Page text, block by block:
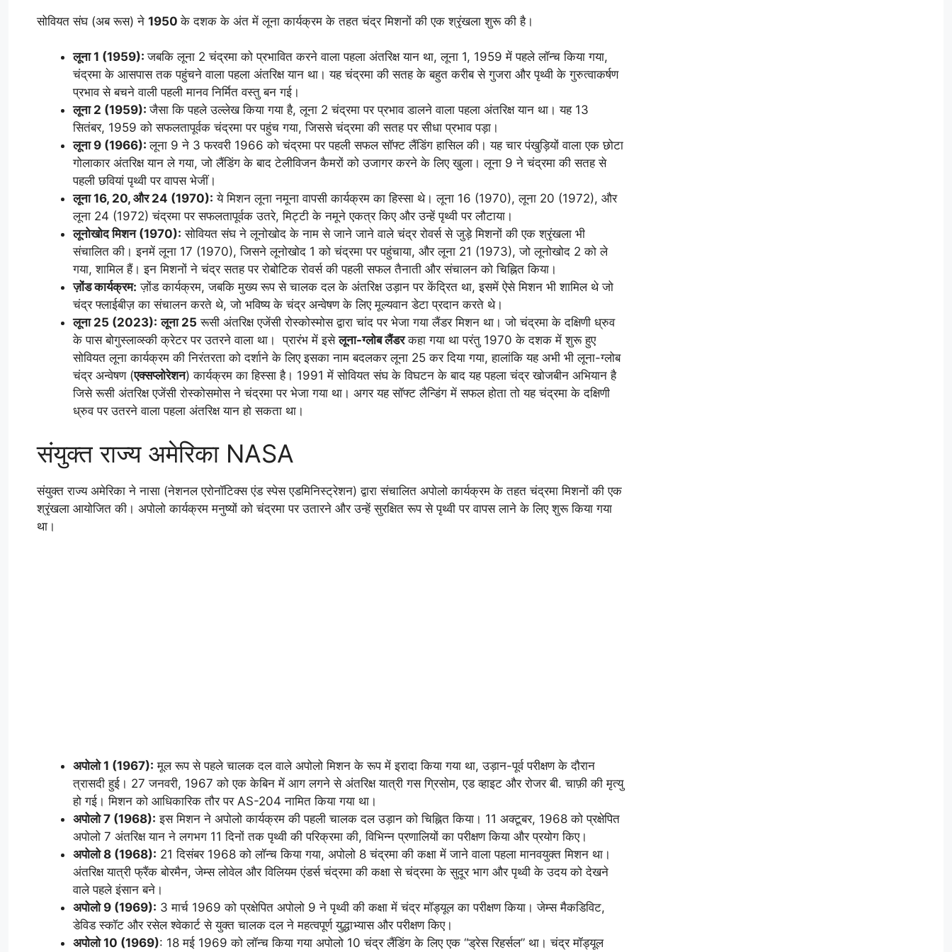
सोवियत संघ (अब रूस) ने 1950के दशक के अंत में लूना कार्यक्रम के तहत चंद्र मिशनों की एक श्रृंखला शुरू की है।
लूना 1 (1959):जबकि लूना 2 चंद्रमा को प्रभावित करने वाला पहला अंतरिक्ष यान था, लूना 1, 1959 में पहले लॉन्च किया गया,
चंद्रमा के आसपास तक पहुंचने वाला पहला अंतरिक्ष यान था। यह चंद्रमा की सतह के बहुत करीब से गुजरा और पृथ्वी के गुरुत्वाकर्षण
प्रभाव से बचने वाली पहली मानव निर्मित वस्तु बन गई।
लूना 2 (1959):जैसा कि पहले उल्लेख किया गया है, लूना 2 चंद्रमा पर प्रभाव डालने वाला पहला अंतरिक्ष यान था। यह 13
सितंबर, 1959 को सफलतापूर्वक चंद्रमा पर पहुंच गया, जिससे चंद्रमा की सतह पर सीधा प्रभाव पड़ा।
लूना 9 (1966):लूना 9 ने 3 फरवरी 1966 को चंद्रमा पर पहली सफल सॉफ्ट लैंडिंग हासिल की। यह चार पंखुड़ियों वाला एक छोटा
गोलाकार अंतरिक्ष यान ले गया, जो लैंडिंग के बाद टेलीविजन कैमरों को उजागर करने के लिए खुला। लूना 9 ने चंद्रमा की सतह से
पहली छवियां पृथ्वी पर वापस भेजीं।
लूना 16, 20, और 24 (1970): ये मिशन लूना नमूना वापसी कार्यक्रम का हिस्सा थे। लूना 16 (1970), लूना 20 (1972), और
लूना 24 (1972) चंद्रमा पर सफलतापूर्वक उतरे, मिट्टी के नमूने एकत्र किए और उन्हें पृथ्वी पर लौटाया।
लूनोखोद मिशन (1970): सोवियत संघ ने लूनोखोद के नाम से जाने जाने वाले चंद्र रोवर्स से जुड़े मिशनों की एक श्रृंखला भी
संचालित की। इनमें लूना 17 (1970), जिसने लूनोखोद 1 को चंद्रमा पर पहुंचाया, और लूना 21 (1973), जो लूनोखोद 2 को ले
गया, शामिल हैं। इन मिशनों ने चंद्र सतह पर रोबोटिक रोवर्स की पहली सफल तैनाती और संचालन को चिह्नित किया।
ज़ोंड कार्यक्रम: ज़ोंड कार्यक्रम, जबकि मुख्य रूप से चालक दल के अंतरिक्ष उड़ान पर केंद्रित था, इसमें ऐसे मिशन भी शामिल थे जो
चंद्र फ्लाईबीज़ का संचालन करते थे, जो भविष्य के चंद्र अन्वेषण के लिए मूल्यवान डेटा प्रदान करते थे।
लूना 25 (2023): लूना 25 रूसी अंतरिक्ष एजेंसी रोस्कोस्मोस द्वारा चांद पर भेजा गया लैंडर मिशन था। जो चंद्रमा के दक्षिणी ध्रुव
के पास बोगुस्लाव्स्की क्रेटर पर उतरने वाला था। प्रारंभ में इसेलूना-ग्लोब लैंडरकहा गया था परंतु 1970 के दशक में शुरू हुए
सोवियत लूना कार्यक्रम की निरंतरता को दर्शाने के लिए इसका नाम बदलकर लूना 25 कर दिया गया, हालांकि यह अभी भी लूना-ग्लोब
चंद्र अन्वेषण (एक्सप्लोरेशन) कार्यक्रम का हिस्सा है। 1991 में सोवियत संघ के विघटन के बाद यह पहला चंद्र खोजबीन अभियान है
जिसे रूसी अंतरिक्ष एजेंसी रोस्कोसमोस ने चंद्रमा पर भेजा गया था। अगर यह सॉफ्ट लैन्डिंग में सफल होता तो यह चंद्रमा के दक्षिणी
ध्रुव पर उतरने वाला पहला अंतरिक्ष यान हो सकता था।
संयुक्त राज्य अमेरिका NASA
संयुक्त राज्य अमेरिका ने नासा (नेशनल एरोनॉटिक्स एंड स्पेस एडमिनिस्ट्रेशन) द्वारा संचालित अपोलो कार्यक्रम के तहत चंद्रमा मिशनों की एक
श्रृंखला आयोजित की। अपोलो कार्यक्रम मनुष्यों को चंद्रमा पर उतारने और उन्हें सुरक्षित रूप से पृथ्वी पर वापस लाने के लिए शुरू किया गया
था।
अपोलो 1 (1967): मूल रूप से पहले चालक दल वाले अपोलो मिशन के रूप में इरादा किया गया था, उड़ान-पूर्व परीक्षण के दौरान
त्रासदी हुई। 27 जनवरी, 1967 को एक केबिन में आग लगने से अंतरिक्ष यात्री गस ग्रिसोम, एड व्हाइट और रोजर बी. चाफ़ी की मृत्यु
हो गई। मिशन को आधिकारिक तौर पर AS-204 नामित किया गया था।
अपोलो 7 (1968): इस मिशन ने अपोलो कार्यक्रम की पहली चालक दल उड़ान को चिह्नित किया। 11 अक्टूबर, 1968 को प्रक्षेपित
अपोलो 7 अंतरिक्ष यान ने लगभग 11 दिनों तक पृथ्वी की परिक्रमा की, विभिन्न प्रणालियों का परीक्षण किया और प्रयोग किए।
अपोलो 8 (1968): 21 दिसंबर 1968 को लॉन्च किया गया, अपोलो 8 चंद्रमा की कक्षा में जाने वाला पहला मानवयुक्त मिशन था।
अंतरिक्ष यात्री फ्रैंक बोरमैन, जेम्स लोवेल और विलियम एंडर्स चंद्रमा की कक्षा से चंद्रमा के सुदूर भाग और पृथ्वी के उदय को देखने
वाले पहले इंसान बने।
अपोलो 9 (1969): 3 मार्च 1969 को प्रक्षेपित अपोलो 9 ने पृथ्वी की कक्षा में चंद्र मॉड्यूल का परीक्षण किया। जेम्स मैकडिविट,
डेविड स्कॉट और रसेल श्वेकार्ट से युक्त चालक दल ने महत्वपूर्ण युद्धाभ्यास और परीक्षण किए।
अपोलो 10 (1969): 18 मई 1969 को लॉन्च किया गया अपोलो 10 चंद्र लैंडिंग के लिए एक “ड्रेस रिहर्सल” था। चंद्र मॉड्यूल